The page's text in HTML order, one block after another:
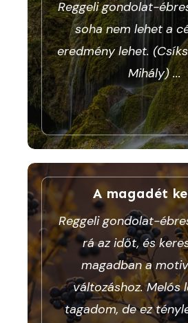
Reggeli gondolat-
soha nem lehet a
eredmény lehet.
Mihály)...
A magadét
Reggeli gondolat-
rá az időt, és
magadban a
változáshoz. Melós
tagadom, de ez